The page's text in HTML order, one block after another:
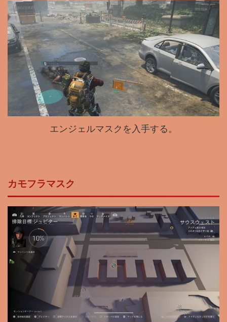
エンジェルマスクを入手する。
カモフラマスク